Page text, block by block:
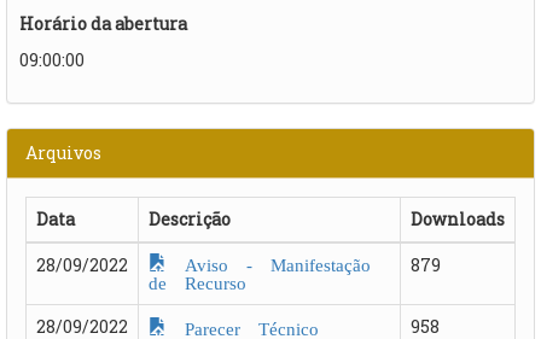
Horário da abertura
09:00:00
Arquivos
Data Descrição
Downloads
28/09/2022
Aviso - Manifestação
de Recurso
879
28/09/2022 Parecer Técnico
958